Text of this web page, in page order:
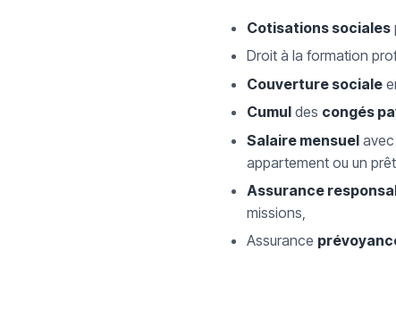
Cotisations sociales
Droit à la formation
Couverture sociale
Cumul des congés
Salaire mensuel avec
appartement ou un
Assurance
missions,
Assurance